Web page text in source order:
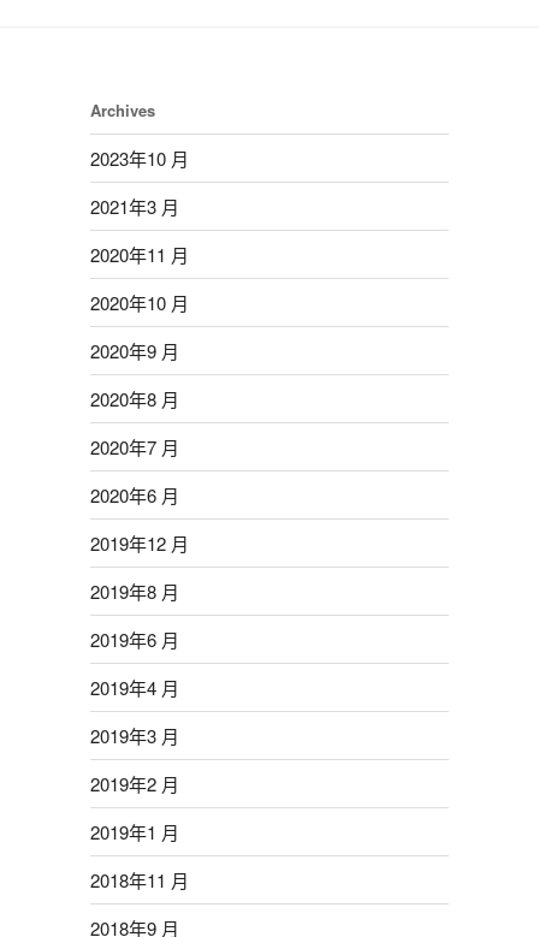
Archives
2023年10 月
2021年3 月
2020年11 月
2020年10 月
2020年9 月
2020年8 月
2020年7 月
2020年6 月
2019年12 月
2019年8 月
2019年6 月
2019年4 月
2019年3 月
2019年2 月
2019年1 月
2018年11 月
2018年9 月